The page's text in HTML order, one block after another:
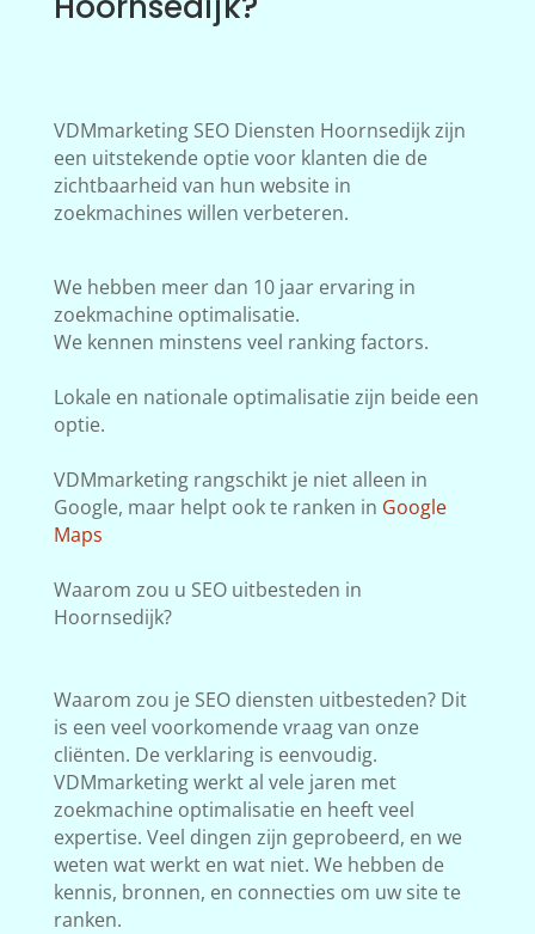
VDMmarketing SEO Diensten Hoornsedijk zijn
een uitstekende optie voor klanten die de
zichtbaarheid van hun website in
zoekmachines willen verbeteren.
We hebben meer dan 10 jaar ervaring in
zoekmachine optimalisatie.
We kennen minstens veel ranking factors.
Lokale en nationale optimalisatie zijn beide een
optie.
VDMmarketing rangschikt je niet alleen in
Google, maar helpt ook te ranken in Google
Maps
Waarom zou u SEO uitbesteden in
Hoornsedijk?
Waarom zou je SEO diensten uitbesteden? Dit
is een veel voorkomende vraag van onze
cliënten. De verklaring is eenvoudig.
VDMmarketing werkt al vele jaren met
zoekmachine optimalisatie en heeft veel
expertise. Veel dingen zijn geprobeerd, en we
weten wat werkt en wat niet. We hebben de
kennis, bronnen, en connecties om uw site te
ranken.